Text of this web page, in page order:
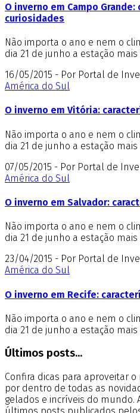
O inverno em Campo
curiosidades
Não importa o ano e nem o
dia 21 de junho a estação mais
16/05/2015 - Por Portal de
América do Sul
O inverno em Vitória:
Não importa o ano e nem o
dia 21 de junho a estação mais
07/05/2015 - Por Portal de
América do Sul
O inverno em Salvador:
Não importa o ano e nem o
dia 21 de junho a estação mais
23/04/2015 - Por Portal de
América do Sul
O inverno em Recife:
Não importa o ano e nem o
dia 21 de junho a estação mais
Últimos posts...
Confira dicas para aproveitar
por dentro de todas as
gelados e incríveis do mundo.